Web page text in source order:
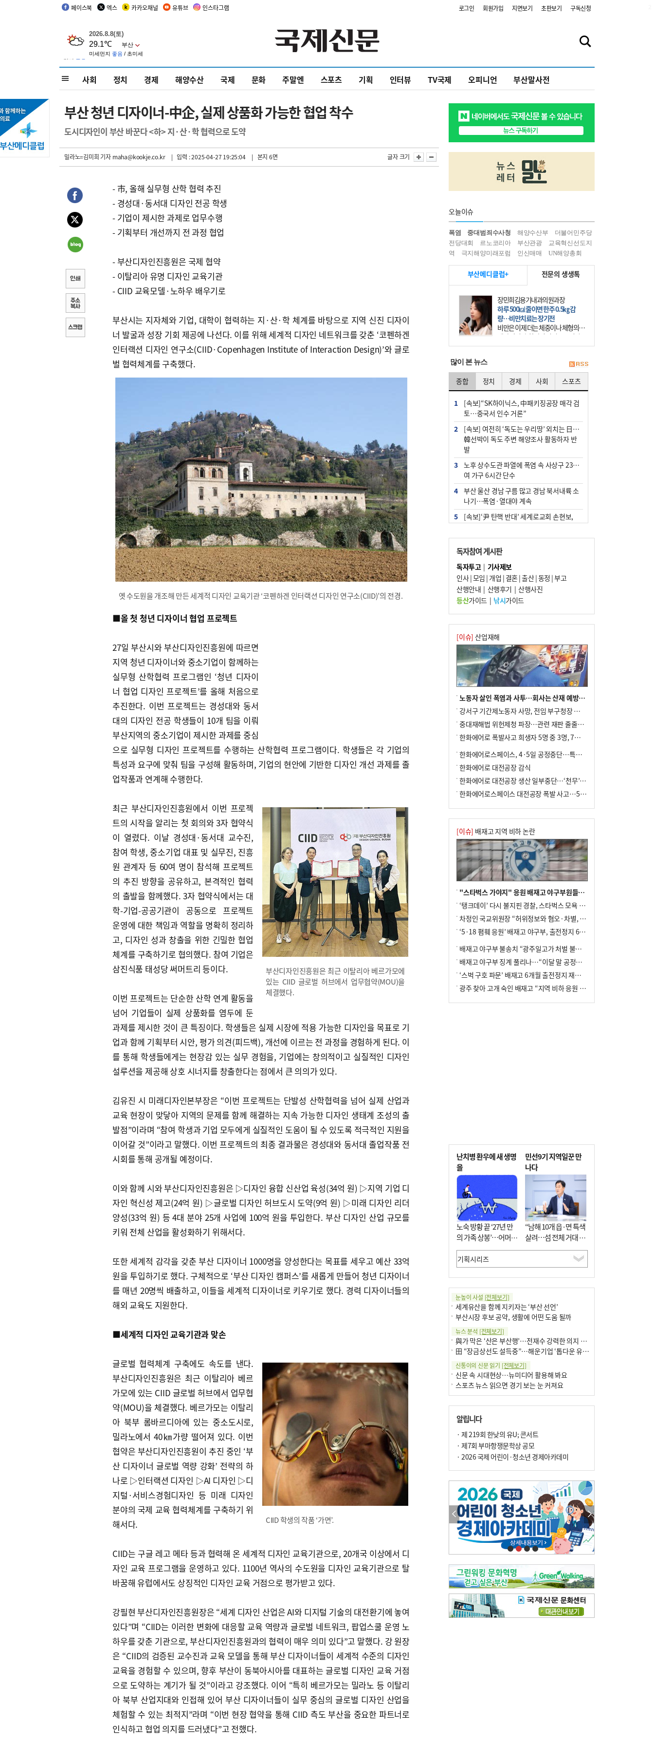
페이스북 엑스 카카오채널 유튜브 인스타그램 로그인 회원가입 지면보기 초판보기 구독신청
사회 정치 경제 해양수산 국제 문화 주말엔 스포츠 기획 인터뷰 TV국제 오피니언 부산말사전
부산 청년 디자이너-中企, 실제 상품화 가능한 협업 착수
도시디자인이 부산 바꾼다 <하> 지·산·학 협력으로 도약
밀라노=김미희 기자 maha@kookje.co.kr | 입력 : 2025-04-27 19:25:04 | 본지 6면 글자 크기
- 市, 올해 실무형 산학 협력 추진
- 경성대·동서대 디자인 전공 학생
- 기업이 제시한 과제로 업무수행
- 기획부터 개선까지 전 과정 협업
- 부산디자인진흥원은 국제 협약
- 이탈리아 유명 디자인 교육기관
- CIID 교육모델·노하우 배우기로
부산시는 지자체와 기업, 대학이 협력하는 지·산·학 체계를 바탕으로 지역 신진 디자이
너 발굴과 성장 기회 제공에 나선다. 이를 위해 세계적 디자인 네트워크를 갖춘 ‘코펜하겐
인터랙션 디자인 연구소(CIID·Copenhagen Institute of Interaction Design)’와 글로
벌 협력체계를 구축했다.
옛 수도원을 개조해 만든 세계적 디자인 교육기관 ‘코펜하겐 인터랙션 디자인 연구소(CIID)’의 전경.
■올 첫 청년 디자이너 협업 프로젝트
27일 부산시와 부산디자인진흥원에 따르면
지역 청년 디자이너와 중소기업이 함께하는
실무형 산학협력 프로그램인 ‘청년 디자이
너 협업 디자인 프로젝트’를 올해 처음으로
추진한다. 이번 프로젝트는 경성대와 동서
대의 디자인 전공 학생들이 10개 팀을 이뤄
부산지역의 중소기업이 제시한 과제를 중심
으로 실무형 디자인 프로젝트를 수행하는 산학협력 프로그램이다. 학생들은 각 기업의
특성과 요구에 맞춰 팀을 구성해 활동하며, 기업의 현안에 기반한 디자인 개선 과제를 졸
업작품과 연계해 수행한다.
부산디자인진흥원은 최근 이탈리아 베르가모에
있는 CIID 글로벌 허브에서 업무협약(MOU)을
체결했다.
최근 부산디자인진흥원에서 이번 프로젝
트의 시작을 알리는 첫 회의와 3자 협약식
이 열렸다. 이날 경성대·동서대 교수진,
참여 학생, 중소기업 대표 및 실무진, 진흥
원 관계자 등 60여 명이 참석해 프로젝트
의 추진 방향을 공유하고, 본격적인 협력
의 출발을 함께했다. 3자 협약식에서는 대
학-기업-공공기관이 공동으로 프로젝트
운영에 대한 책임과 역할을 명확히 정리하
고, 디자인 성과 창출을 위한 긴밀한 협업
체계를 구축하기로 협의했다. 참여 기업은
삼진식품 태성당 써머트리 등이다.
이번 프로젝트는 단순한 산학 연계 활동을
넘어 기업들이 실제 상품화를 염두에 둔
과제를 제시한 것이 큰 특징이다. 학생들은 실제 시장에 적용 가능한 디자인을 목표로 기
업과 함께 기획부터 시안, 평가 의견(피드백), 개선에 이르는 전 과정을 경험하게 된다. 이
를 통해 학생들에게는 현장감 있는 실무 경험을, 기업에는 창의적이고 실질적인 디자인
설루션을 제공해 상호 시너지를 창출한다는 점에서 큰 의의가 있다.
김유진 시 미래디자인본부장은 “이번 프로젝트는 단발성 산학협력을 넘어 실제 산업과
교육 현장이 맞닿아 지역의 문제를 함께 해결하는 지속 가능한 디자인 생태계 조성의 출
발점”이라며 “참여 학생과 기업 모두에게 실질적인 도움이 될 수 있도록 적극적인 지원을
이어갈 것”이라고 말했다. 이번 프로젝트의 최종 결과물은 경성대와 동서대 졸업작품 전
시회를 통해 공개될 예정이다.
이와 함께 시와 부산디자인진흥원은 ▷디자인 융합 신산업 육성(34억 원) ▷지역 기업 디
자인 혁신성 제고(24억 원) ▷글로벌 디자인 허브도시 도약(9억 원) ▷미래 디자인 리더
양성(33억 원) 등 4대 분야 25개 사업에 100억 원을 투입한다. 부산 디자인 산업 규모를
키워 전체 산업을 활성화하기 위해서다.
또한 세계적 감각을 갖춘 부산 디자이너 1000명을 양성한다는 목표를 세우고 예산 33억
원을 투입하기로 했다. 구체적으로 ‘부산 디자인 캠퍼스’를 새롭게 만들어 청년 디자이너
를 매년 20명씩 배출하고, 이들을 세계적 디자이너로 키우기로 했다. 경력 디자이너들의
해외 교육도 지원한다.
■세계적 디자인 교육기관과 맞손
CIID 학생의 작품 ‘가면’.
글로벌 협력체계 구축에도 속도를 낸다.
부산디자인진흥원은 최근 이탈리아 베르
가모에 있는 CIID 글로벌 허브에서 업무협
약(MOU)을 체결했다. 베르가모는 이탈리
아 북부 롬바르디아에 있는 중소도시로,
밀라노에서 40㎞가량 떨어져 있다. 이번
협약은 부산디자인진흥원이 추진 중인 ‘부
산 디자이너 글로벌 역량 강화’ 전략의 하
나로 ▷인터랙션 디자인 ▷AI 디자인 ▷디
지털·서비스경험디자인 등 미래 디자인
분야의 국제 교육 협력체계를 구축하기 위
해서다.
CIID는 구글 레고 메타 등과 협력해 온 세계적 디자인 교육기관으로, 20개국 이상에서 디
자인 교육 프로그램을 운영하고 있다. 1100년 역사의 수도원을 디자인 교육기관으로 탈
바꿈해 유럽에서도 상징적인 디자인 교육 거점으로 평가받고 있다.
강필현 부산디자인진흥원장은 “세계 디자인 산업은 AI와 디지털 기술의 대전환기에 놓여
있다”며 “CIID는 이러한 변화에 대응할 교육 역량과 글로벌 네트워크, 팝업스쿨 운영 노
하우를 갖춘 기관으로, 부산디자인진흥원과의 협력이 매우 의미 있다”고 말했다. 강 원장
은 “CIID의 검증된 교수진과 교육 모델을 통해 부산 디자이너들이 세계적 수준의 디자인
교육을 경험할 수 있으며, 향후 부산이 동북아시아를 대표하는 글로벌 디자인 교육 거점
으로 도약하는 계기가 될 것”이라고 강조했다. 이어 “특히 베르가모는 밀라노 등 이탈리
아 북부 산업지대와 인접해 있어 부산 디자이너들이 실무 중심의 글로벌 디자인 산업을
체험할 수 있는 최적지”라며 “이번 현장 협약을 통해 CIID 측도 부산을 중요한 파트너로
인식하고 협업 의지를 드러냈다”고 전했다.
오늘이슈
폭염 중대범죄수사청 해양수산부
더불어민주당
전당대회
르노코리아 부산관광
교육혁신선도지
역
극지해양미래포럼 인신매매 UN해양총회
부산메디클럽+ 전문의 생생톡
장민희김용기내과의원과장
하루 500㎉ 줄이면 한주 0.5㎏ 감
량…비만치료는 장기전
비만은 이제 더는 체중이나 체형의 문
제가 아니다. 하나의 질병으로 인지
하고 치료와 관리를 해야 한다. 세계
많이 본 뉴스
종합 정치 경제 사회 스포츠
1
[속보]“SK하이닉스, 中패키징공장 매각 검
토…중국서 인수 거론”
2
[속보] 여전히 ‘독도는 우리땅’ 외치는 日…
韓선박이 독도 주변 해양조사 활동하자 반
발
3
노후 상수도관 파열에 폭염 속 사상구 2300
여 가구 6시간 단수
4
부산 울산 경남 구름 많고 경남 북서내륙 소
나기…폭염·열대야 계속
5
[속보]‘尹 탄핵 반대’ 세계로교회 손현보,
군사기밀 유출자 색출 지시
7
부산 주유소 휘발유 평균가 ℓ당 1849원…
전주보다 3원 ↓
8
[속보] ‘심판 성접대’ 논란 축구협회 공식 사
과…“현재는 부적절 행위 없어”
10 "올해 코스피 사이드카 43회 중 25회는 삼
전닉스 ETF 이후 발생"
독자참여 게시판
독자투고| 기사제보
인사|모임 | 개업 | 결혼|출산|동정 |부고
산행안내 | 산행후기 | 산행사진
등산가이드| 낚시가이드
[이슈] 산업재해
노동자 살인 폭염과 사투…회사는 산재 예방·전기료 절감 전력
강서구 기간제노동자 사망, 전임 부구청장 檢 송치
중대재해법 위헌제청 파장…관련 재판 줄줄이 브레이크
한화에어로 폭발사고 희생자 5명 중 3명, 7일 영면
한화에어로스페이스, 4·5일 공정중단…특별 안전점검
한화에어로 대전공장 감식
한화에어로 대전공장 생산 일부중단…‘천무’ 수출 비상
한화에어로스페이스 대전공장 폭발 사고…5명 사망·2명 부상(종합)
[이슈] 배재고 지역 비하 논란
"스타벅스 가야지" 응원 배재고 야구부원들, 학교서 징계 처분
‘탱크데이’ 다시 불지핀 경찰, 스타벅스 모욕 혐의 압수수색
차정인 국교위원장 “허위정보와 혐오·차별, 학교 교실까지 유입"
‘5·18 폄훼 응원’ 배재고 야구부, 출전정지 6개월→1개월 감경
배재고 야구부 불송치 “광주일고가 처벌 불원 의사 표해”
배재고 야구부 징계 풀리나…“이달 말 공정위서 재심의”
‘스벅 구호 파문’ 배재고 6개월 출전정지 재심 신청키로
광주 찾아 고개 숙인 배재고 “지역 비하 응원 잘못”(종합)
난치병 환우에 새 생명
을
노숙 방황 끝 ‘27년 만
의 가족 상봉’…어머니
와 행복 꿈꿔
민선9기 지역일꾼 만
나다
“남해 10개 읍·면 특색
살려…섬 전체 거대 정
원으로 조성”
눈높이 사설 [전체보기]
세계유산을 함께 지키자는 ‘부산 선언’
부산시장 후보 공약, 생활에 어떤 도움 될까
뉴스 분석 [전체보기]
與가 막은 ‘산은 부산행’…전재수 강력한 의지 표명 없인 공염불
田 “장금상선도 설득중”…해운기업 ‘톱다운 유치전’ 가속
신통이의 신문 읽기 [전체보기]
신문 속 시대현상…뉴미디어 활용해 봐요
스포츠 뉴스 읽으면 경기 보는 눈 커져요
구·군 승진 축하화분 관행 없애자니 소상공인 울상
팩트체크[전체보기]
의령 한우산 털중나리
한 손 뉴스[전체보기]
시민이 개발한 폭염 대응 앱 ‘그늘로’ 길안내 지도 등 인기
골목 맛집 발굴 고메 셀렉션…부산시, 페스티벌 시월 연계
오늘의 날씨-[전체보기]
오늘의 날씨- 2026년 8월 7일
오늘의 날씨- 2026년 8월 6일
우리 결혼해요-[전체보기]
우리 결혼해요- 김홍윤·정세빈 커플
알립니다
· 제 219회 한낮의 유U; 콘서트
· 제7회 부마항쟁문학상 공모
· 2026 국제 어린이·청소년 경제아카데미